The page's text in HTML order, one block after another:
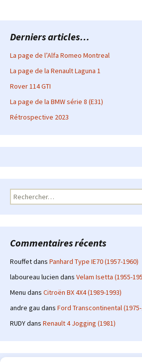
Derniers articles…
La page de l’Alfa Romeo Montreal
La page de la Renault Laguna 1
Rover 114 GTI
La page de la BMW série 8 (E31)
Rétrospective 2023
Rechercher :
Commentaires récents
Rouffetdans Panhard Type IE70 (1957-1960)
laboureau lucien dans Velam Isetta (1955-
Menu dans Citroën BX 4X4 (1989-1993)
andre gau dans Ford Transcontinental
RUDYdans Renault 4 Jogging (1981)